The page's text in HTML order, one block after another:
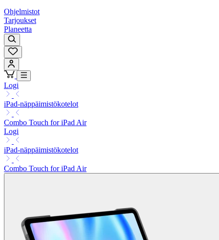
Ohjelmistot
Tarjoukset
Planeetta
Logi
iPad-näppäimistökotelot
Combo Touch for iPad Air
Logi
iPad-näppäimistökotelot
Combo Touch for iPad Air